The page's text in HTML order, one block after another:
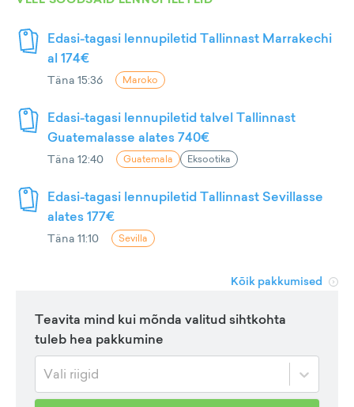
Edasi-tagasi lennupiletid Tallinnast Marrakechi
al 174€
Täna 15:36 Maroko
Edasi-tagasi lennupiletid talvel Tallinnast
Guatemalasse alates 740€
Täna 12:40 Guatemala Eksootika
Edasi-tagasi lennupiletid Tallinnast Sevillasse
alates 177€
Täna 11:10 Sevilla
Kõik pakkumised
Teavita mind kui mõnda valitud sihtkohta
tuleb hea pakkumine
Vali riigid